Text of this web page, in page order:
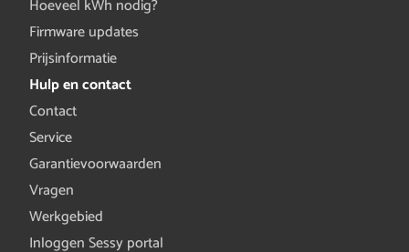
Hoeveel kWh nodig?
Firmware updates
Prijsinformatie
Hulp en contact
Contact
Service
Garantievoorwaarden
Vragen
Werkgebied
Inloggen Sessy portal